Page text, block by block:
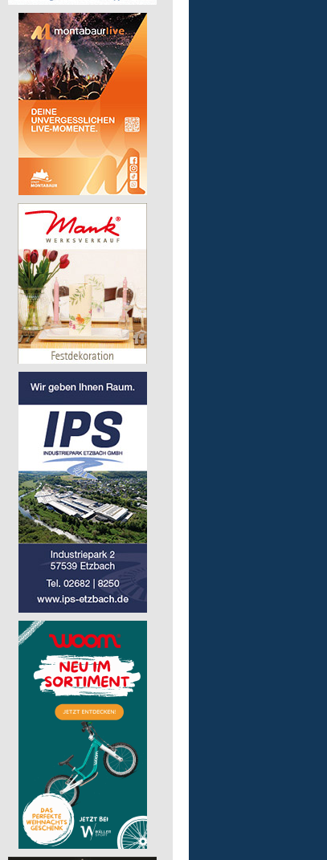
in Vollzeit
Lebenshilfe im Landkreis
GmbH
57518 Alsdorf